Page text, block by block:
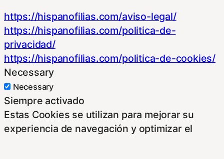
https://hispanofilias.com/aviso-legal/
https://hispanofilias.com/politica-de-
privacidad/
https://hispanofilias.com/politica-de-cookies/
Necessary
Necessary
Siempre activado
Estas Cookies se utilizan para mejorar su
experiencia de navegación y optimizar el